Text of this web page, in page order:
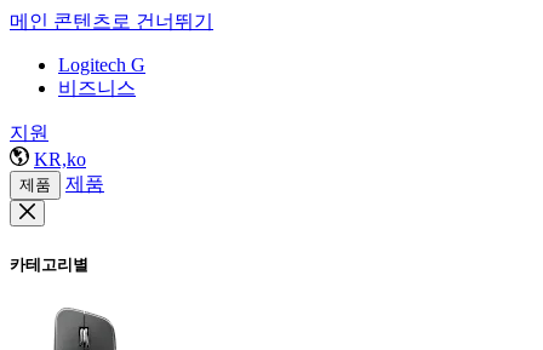
메인 콘텐츠로 건너뛰기
Logitech G
비즈니스
지원
KR,ko
제품 제품
카테고리별